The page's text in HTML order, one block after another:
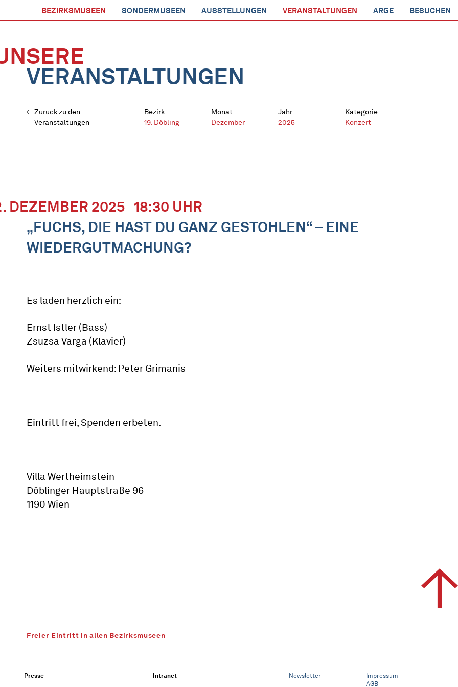
BEZIRKSMUSEEN SONDERMUSEEN AUSSTELLUNGEN VERANSTALTUNGEN ARGE BESUCHEN
VERANSTALTUNGEN
Zurück zu den
Veranstaltungen
Bezirk
19. Döbling
Monat
Dezember
Jahr
2025
Kategorie
Konzert
DEZEMBER 2025 18:30 UHR
„FUCHS, DIE HAST DU GANZ GESTOHLEN“ – EINE
WIEDERGUTMACHUNG?
Es laden herzlich ein:
Ernst Istler (Bass)
Zsuzsa Varga (Klavier)
Weiters mitwirkend: Peter Grimanis
Eintritt frei, Spenden erbeten.
Villa Wertheimstein
Döblinger Hauptstraße 96
1190 Wien
Freier Eintritt in allen Bezirksmuseen
Presse Intranet Newsletter
Impressum
AGB